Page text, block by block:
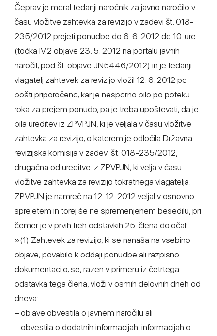
Čeprav je moral tedanji naročnik za javno naročilo v
času vložitve zahtevka za revizijo v zadevi št. 018-
235/2012 prejeti ponudbe do 6. 6. 2012 do 10. ure
(točka IV.2 objave 23. 5. 2012 na portalu javnih
naročil, pod št. objave JN5446/2012) in je tedanji
vlagatelj zahtevek za revizijo vložil 12. 6. 2012 po
pošti priporočeno, kar je nesporno bilo po poteku
roka za prejem ponudb, pa je treba upoštevati, da je
bila ureditev iz ZPVPJN, ki je veljala v času vložitve
zahtevka za revizijo, o katerem je odločila Državna
revizijska komisija v zadevi št. 018-235/2012,
drugačna od ureditve iz ZPVPJN, ki velja v času
vložitve zahtevka za revizijo tokratnega vlagatelja.
ZPVPJN je namreč na 12. 12. 2012 veljal v osnovno
sprejetem in torej še ne spremenjenem besedilu, pri
čemer je v prvih treh odstavkih 25. člena določal:
»(1) Zahtevek za revizijo, ki se nanaša na vsebino
objave, povabilo k oddaji ponudbe ali razpisno
dokumentacijo, se, razen v primeru iz četrtega
odstavka tega člena, vloži v osmih delovnih dneh od
dneva:
– objave obvestila o javnem naročilu ali
– obvestila o dodatnih informacijah, informacijah o